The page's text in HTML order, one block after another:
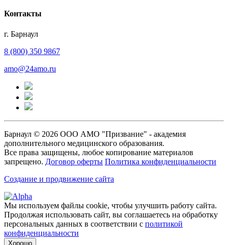
Контакты
г. Барнаул
8 (800) 350 9867
amo@24amo.ru
Барнаул © 2026 ООО АМО "Призвание" - академия
дополнительного медицинского образования.
Все права защищены, любое копирование материалов
запрещено. Договор оферты Политика конфиденциальности
Создание и продвижение сайта
Мы используем файлы cookie, чтобы улучшить работу сайта.
Продолжая использовать сайт, вы соглашаетесь на обработку
персональных данных в соответствии с политикой
конфиденциальности
Хорошо